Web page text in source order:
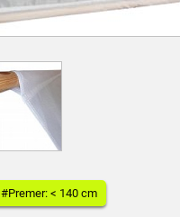
#Premer: < 140 cm